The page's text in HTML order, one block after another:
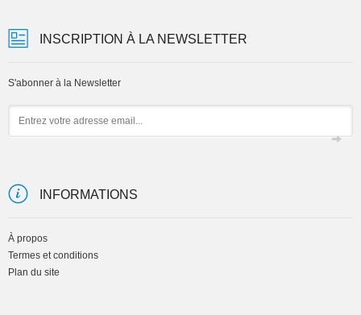
INSCRIPTION À LA NEWSLETTER
S'abonner à la Newsletter
INFORMATIONS
À propos
Termes et conditions
Plan du site